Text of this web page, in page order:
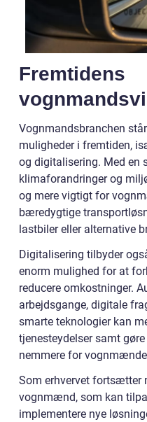
Fremtidens
Vognmandsbranchen
muligheder i fremtiden,
og digitalisering. Med en
klimaforandringer og
og mere vigtigt for
bæredygtige
lastbiler eller alternative
Digitalisering tilbyder
enorm mulighed for at
reducere omkostninger.
arbejdsgange, digitale
smarte teknologier kan
tjenesteydelser samt
nemmere for
Som erhvervet fortsætter
vognmænd, som kan
implementere nye